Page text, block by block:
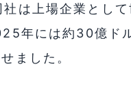
社は上場企業とし
年には約30億ド
ました。